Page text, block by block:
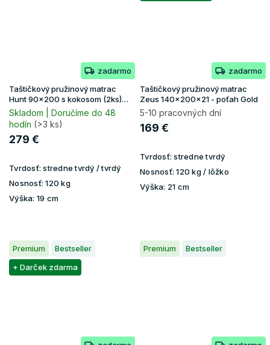
zadarmo
Taštičkový pružinový matrac
Hunt 90x200 s kokosom (2ks)
1+1
Skladom | Doručíme do 48
hodín (>3 ks)
279 €
Tvrdosť: stredne tvrdý / tvrdý
Nosnosť: 120 kg
Výška: 19 cm
zadarmo
Taštičkový pružinový matrac
Zeus 140x200x21 - poťah Gold
5-10 pracovných dní
169 €
Tvrdosť: stredne tvrdý
Nosnosť: 120 kg / lôžko
Výška: 21 cm
Premium
Bestseller
+ Darček zdarma
Premium Bestseller